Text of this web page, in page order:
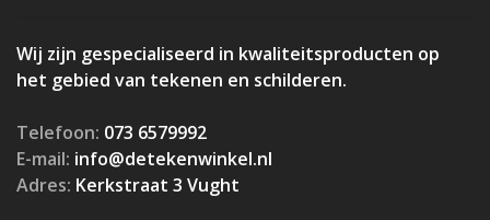
Wij zijn gespecialiseerd in kwaliteitsproducten op
het gebied van tekenen en schilderen.
Telefoon: 073 6579992
E-mail: info@detekenwinkel.nl
Adres: Kerkstraat 3 Vught